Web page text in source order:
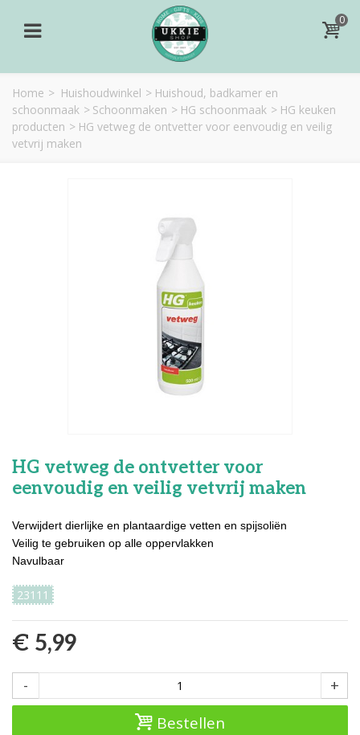
0
Home > Huishoudwinkel > Huishoud, badkamer en
schoonmaak > Schoonmaken > HG schoonmaak > HG keuken
producten > HG vetweg de ontvetter voor eenvoudig en veilig
vetvrij maken
HG vetweg de ontvetter voor
eenvoudig en veilig vetvrij maken
Verwijdert dierlijke en plantaardige vetten en spijsoliën
Veilig te gebruiken op alle oppervlakken
Navulbaar
23111
€ 5,99
- +
Bestellen